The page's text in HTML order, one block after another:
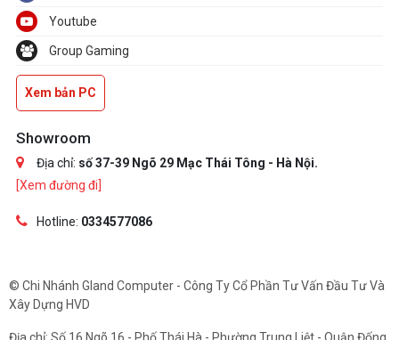
Youtube
Group Gaming
Xem bản PC
Showroom
Địa chỉ: số 37-39 Ngõ 29 Mạc Thái Tông - Hà Nội.
[Xem đường đi]
Hotline: 0334577086
© Chi Nhánh Gland Computer - Công Ty Cổ Phần Tư Vấn Đầu Tư Và
Xây Dựng HVD
Địa chỉ: Số 16 Ngõ 16 - Phố Thái Hà - Phường Trung Liệt - Quận Đống